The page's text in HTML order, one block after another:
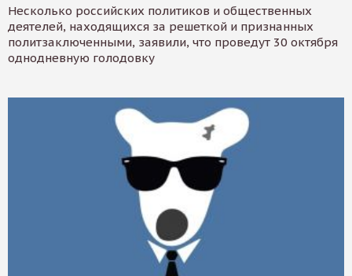
Несколько российских политиков и общественных
деятелей, находящихся за решеткой и признанных
политзаключенными, заявили, что проведут 30 октября
однодневную голодовку